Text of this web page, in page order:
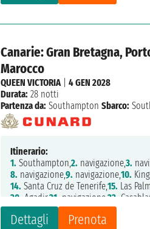
Canarie: Gran Bretagna,
Marocco
Dettagli Prenota
QUEEN VICTORIA |4 GEN 2028
Durata: 28 notti
Partenza da: Southampton Sbarco:
Itinerario:
1. Southampton,2. navigazione,3.
8. navigazione,9. navigazione,10.
14. Santa Cruz de Tenerife,15. Las
20. Agadir,21. navigazione,22.
28.navigazione,29.Southampton